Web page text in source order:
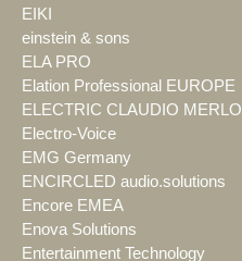
EIKI
einstein & sons
ELA PRO
Elation Professional EUROPE
ELECTRIC CLAUDIO MERLO
Electro-Voice
EMG Germany
ENCIRCLED audio.solutions
Encore EMEA
Enova Solutions
Entertainment Technology